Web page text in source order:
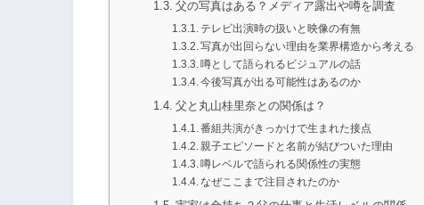
父の写真はある？メディア露出や噂を調査
テレビ出演時の扱いと映像の有無
写真が出回らない理由を業界構造から考える
噂として語られるビジュアルの話
今後写真が出る可能性はあるのか
父と丸山桂里奈との関係は？
番組共演がきっかけで生まれた接点
親子エピソードと名前が結びついた理由
噂レベルで語られる関係性の実態
なぜここまで注目されたのか